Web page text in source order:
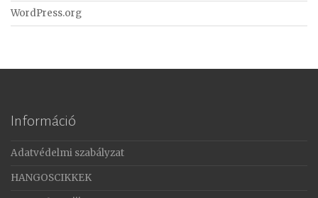
WordPress.org
Információ
Adatvédelmi szabályzat
HANGOSCIKKEK